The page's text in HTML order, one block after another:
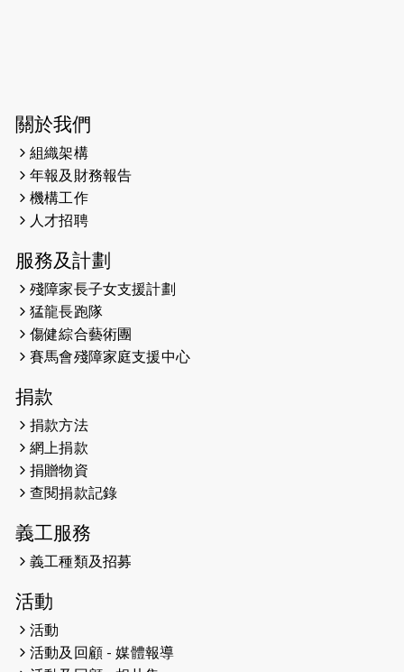
2026-05-22
2026-05-21
2026-05-14
（19:00開始）
2026-05-07
開始）
2026-04-30
2026-04-25
2026-04-24
2026-04-23
2026-04-19
2026-04-16
猛龍長跑隊恆常練習 - 4月16日
關於我們
組織架構
年報及財務報告
機構工作
人才招聘
服務及計劃
殘障家長子女支援計劃
猛龍長跑隊
傷健綜合藝術團
賽馬會殘障家庭支援中心
捐款
捐款方法
網上捐款
捐贈物資
查閱捐款記錄
義工服務
義工種類及招募
活動
活動
活動及回顧 - 媒體報導